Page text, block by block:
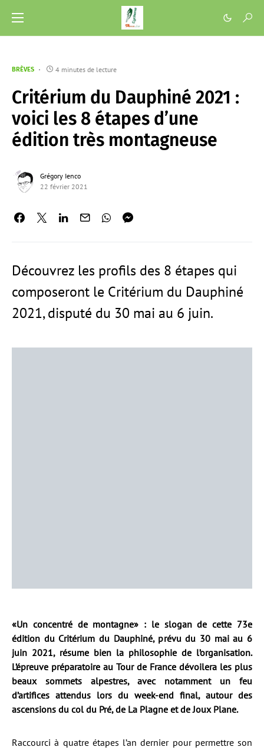
BRÈVES 4 minutes de lecture
Critérium du Dauphiné 2021 :
voici les 8 étapes d’une
édition très montagneuse
Grégory Ienco
22 février 2021
Découvrez les profils des 8 étapes qui
composeront le Critérium du Dauphiné
2021, disputé du 30 mai au 6 juin.
«Un concentré de montagne» : le slogan de cette 73e
édition du Critérium du Dauphiné, prévu du 30 mai au 6
juin 2021, résume bien la philosophie de l’organisation.
L’épreuve préparatoire au Tour de France dévoilera les plus
beaux sommets alpestres, avec notamment un feu
d’artifices attendus lors du week-end final, autour des
ascensions du col du Pré, de La Plagne et de Joux Plane.
Raccourci à quatre étapes l’an dernier pour permettre son